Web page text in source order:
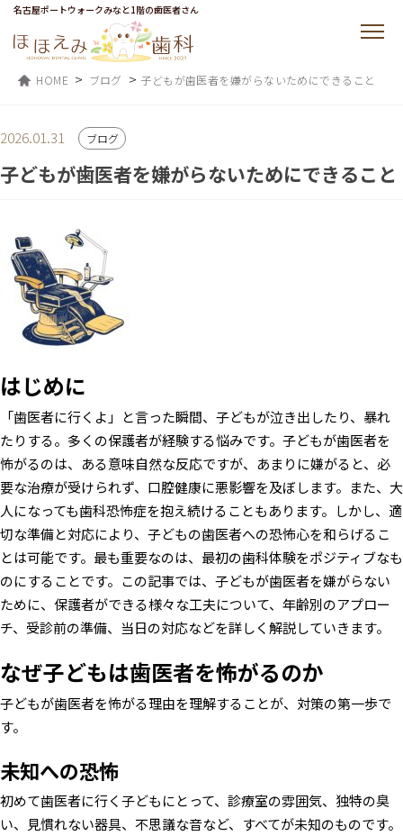
名古屋ポートウォークみなと1階の歯医者さん
HOME > ブログ > 子どもが歯医者を嫌がらないためにできること
2026.01.31 ブログ
子どもが歯医者を嫌がらないためにできること
はじめに
「歯医者に行くよ」と言った瞬間、子どもが泣き出したり、暴れ
たりする。多くの保護者が経験する悩みです。子どもが歯医者を
怖がるのは、ある意味自然な反応ですが、あまりに嫌がると、必
要な治療が受けられず、口腔健康に悪影響を及ぼします。また、大
人になっても歯科恐怖症を抱え続けることもあります。しかし、適
切な準備と対応により、子どもの歯医者への恐怖心を和らげるこ
とは可能です。最も重要なのは、最初の歯科体験をポジティブなも
のにすることです。この記事では、子どもが歯医者を嫌がらない
ために、保護者ができる様々な工夫について、年齢別のアプロー
チ、受診前の準備、当日の対応などを詳しく解説していきます。
なぜ子どもは歯医者を怖がるのか
子どもが歯医者を怖がる理由を理解することが、対策の第一歩で
す。
未知への恐怖
初めて歯医者に行く子どもにとって、診療室の雰囲気、独特の臭
い、見慣れない器具、不思議な音など、すべてが未知のものです。